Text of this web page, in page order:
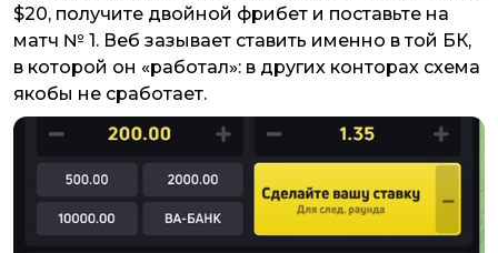
$20, получите двойной фрибет и поставьте на
матч № 1. Веб зазывает ставить именно в той БК,
в которой он «работал»: в других конторах схема
якобы не сработает.